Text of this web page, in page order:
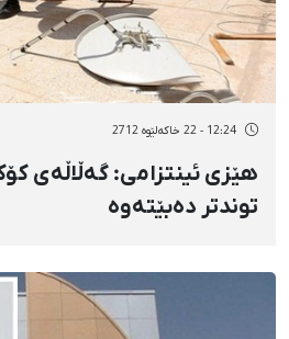
12:24 - 22 خاکەلێوه 2712
هێزی ئینتزامی: گەڵاڵەی
توندتر دەبێتەوە